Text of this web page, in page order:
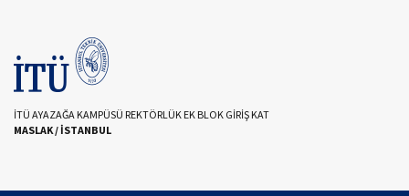
İTÜ AYAZAĞA KAMPÜSÜ REKTÖRLÜK EK BLOK GİRİŞ KAT
MASLAK / İSTANBUL